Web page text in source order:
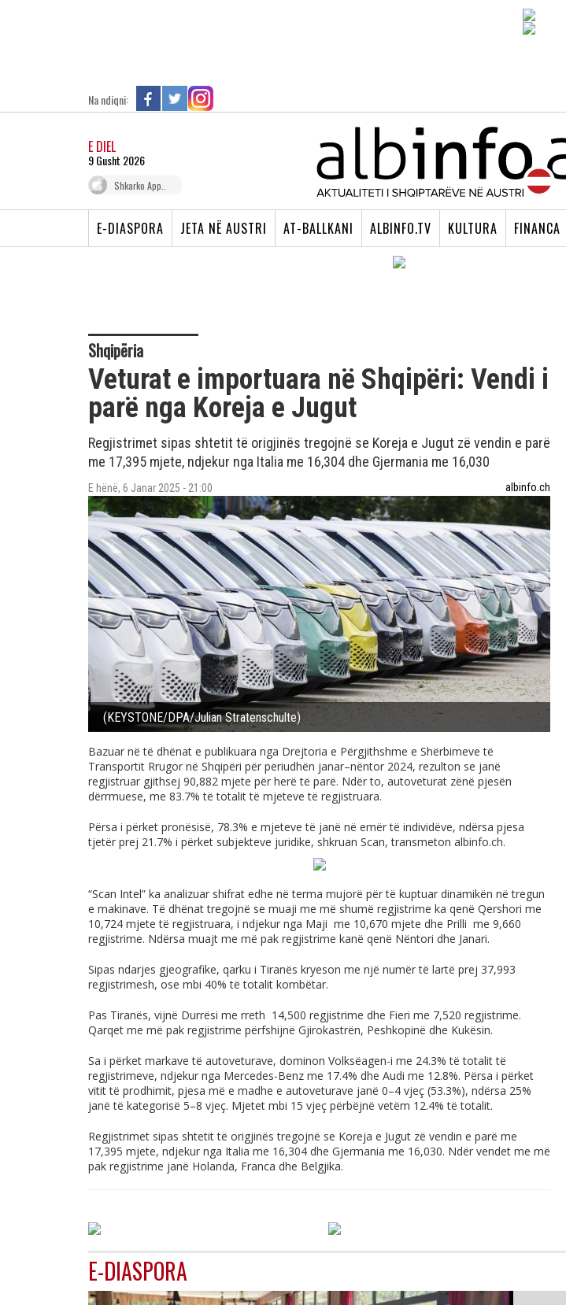
Na ndiqni:
E DIEL
9 Gusht 2026
Shkarko App..
E-DIASPORA JETA NË AUSTRI AT-BALLKANI ALBINFO.TV KULTURA FINANCA
Shqipëria
Veturat e importuara në Shqipëri: Vendi i
parë nga Koreja e Jugut
Regjistrimet sipas shtetit të origjinës tregojnë se Koreja e Jugut zë vendin e parë
me 17,395 mjete, ndjekur nga Italia me 16,304 dhe Gjermania me 16,030
E hënë, 6 Janar 2025 - 21:00 albinfo.ch
(KEYSTONE/DPA/Julian Stratenschulte)
Bazuar në të dhënat e publikuara nga Drejtoria e Përgjithshme e Shërbimeve të
Transportit Rrugor në Shqipëri për periudhën janar–nëntor 2024, rezulton se janë
regjistruar gjithsej 90,882 mjete për herë të parë. Ndër to, autoveturat zënë pjesën
dërrmuese, me 83.7% të totalit të mjeteve të regjistruara.
Përsa i përket pronësisë, 78.3% e mjeteve të janë në emër të individëve, ndërsa pjesa
tjetër prej 21.7% i përket subjekteve juridike, shkruan Scan, transmeton albinfo.ch.
“Scan Intel” ka analizuar shifrat edhe në terma mujorë për të kuptuar dinamikën në tregun
e makinave. Të dhënat tregojnë se muaji me më shumë regjistrime ka qenë Qershori me
10,724 mjete të regjistruara, i ndjekur nga Maji me 10,670 mjete dhe Prilli me 9,660
regjistrime. Ndërsa muajt me më pak regjistrime kanë qenë Nëntori dhe Janari.
Sipas ndarjes gjeografike, qarku i Tiranës kryeson me një numër të lartë prej 37,993
regjistrimesh, ose mbi 40% të totalit kombëtar.
Pas Tiranës, vijnë Durrësi me rreth 14,500 regjistrime dhe Fieri me 7,520 regjistrime.
Qarqet me më pak regjistrime përfshijnë Gjirokastrën, Peshkopinë dhe Kukësin.
Sa i përket markave të autoveturave, dominon Volksëagen-i me 24.3% të totalit të
regjistrimeve, ndjekur nga Mercedes-Benz me 17.4% dhe Audi me 12.8%. Përsa i përket
vitit të prodhimit, pjesa më e madhe e autoveturave janë 0–4 vjeç (53.3%), ndërsa 25%
janë të kategorisë 5–8 vjeç. Mjetet mbi 15 vjeç përbëjnë vetëm 12.4% të totalit.
Regjistrimet sipas shtetit të origjinës tregojnë se Koreja e Jugut zë vendin e parë me
17,395 mjete, ndjekur nga Italia me 16,304 dhe Gjermania me 16,030. Ndër vendet me më
pak regjistrime janë Holanda, Franca dhe Belgjika.
E-DIASPORA